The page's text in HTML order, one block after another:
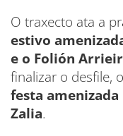
O traxecto ata a
estivo
e o Folión
finalizar o desfile,
festa
Zalia.